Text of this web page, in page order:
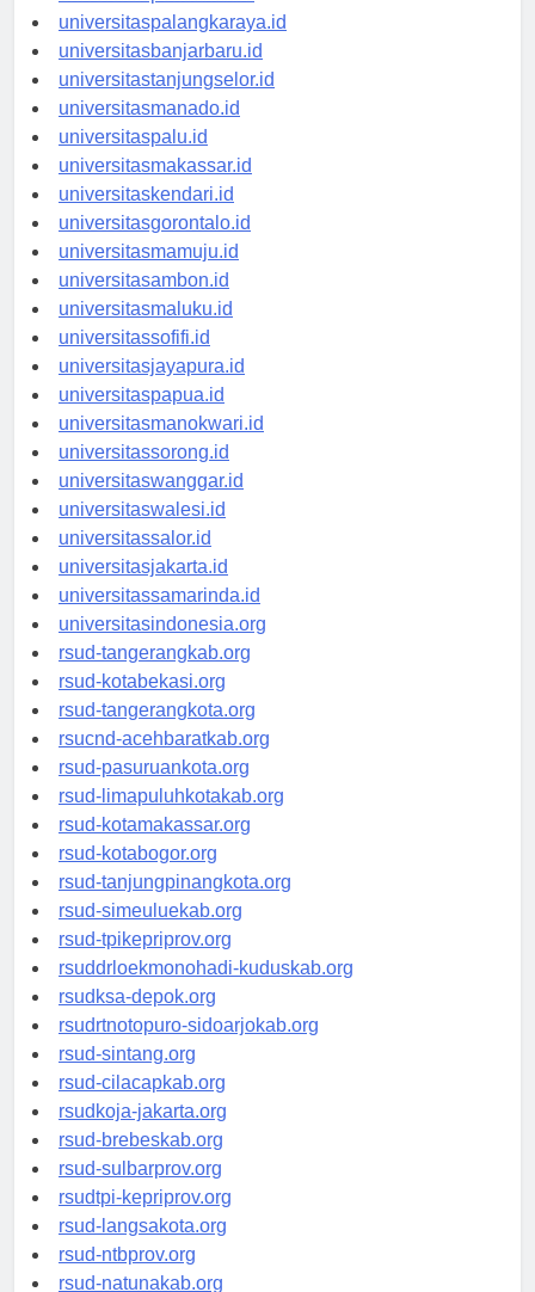
universitaspontianak.id
universitaspalangkaraya.id
universitasbanjarbaru.id
universitastanjungselor.id
universitasmanado.id
universitaspalu.id
universitasmakassar.id
universitaskendari.id
universitasgorontalo.id
universitasmamuju.id
universitasambon.id
universitasmaluku.id
universitassofifi.id
universitasjayapura.id
universitaspapua.id
universitasmanokwari.id
universitassorong.id
universitaswanggar.id
universitaswalesi.id
universitassalor.id
universitasjakarta.id
universitassamarinda.id
universitasindonesia.org
rsud-tangerangkab.org
rsud-kotabekasi.org
rsud-tangerangkota.org
rsucnd-acehbaratkab.org
rsud-pasuruankota.org
rsud-limapuluhkotakab.org
rsud-kotamakassar.org
rsud-kotabogor.org
rsud-tanjungpinangkota.org
rsud-simeuluekab.org
rsud-tpikepriprov.org
rsuddrloekmonohadi-kuduskab.org
rsudksa-depok.org
rsudrtnotopuro-sidoarjokab.org
rsud-sintang.org
rsud-cilacapkab.org
rsudkoja-jakarta.org
rsud-brebeskab.org
rsud-sulbarprov.org
rsudtpi-kepriprov.org
rsud-langsakota.org
rsud-ntbprov.org